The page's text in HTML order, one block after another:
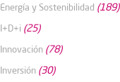
Energía y Sostenibilidad (189)
I+D+i (25)
Innovación (78)
Inversión (30)